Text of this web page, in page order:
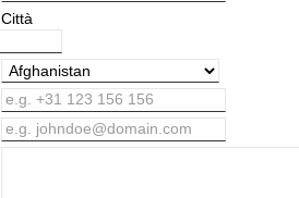
Città
e.g. +31 123 156 156
e.g. johndoe@domain.com